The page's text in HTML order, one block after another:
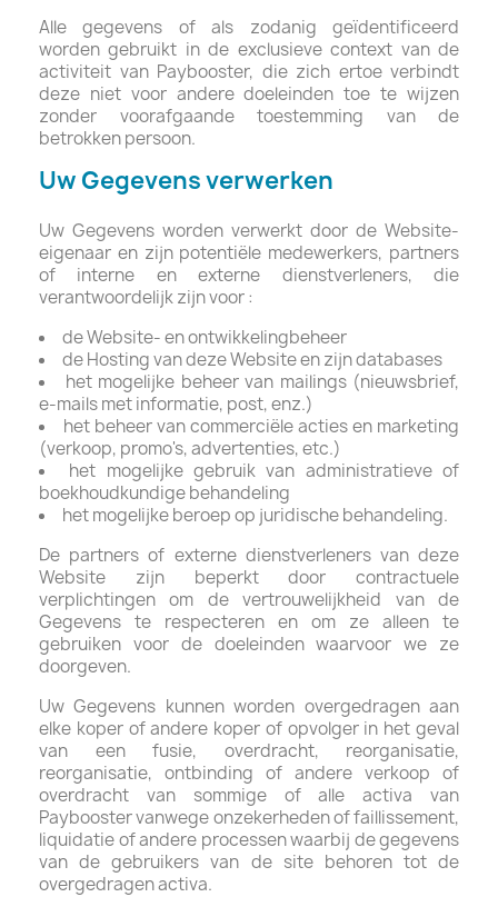
Alle gegevens of als zodanig geïdentificeerd
worden gebruikt in de exclusieve context van de
activiteit van Paybooster, die zich ertoe verbindt
deze niet voor andere doeleinden toe te wijzen
zonder voorafgaande toestemming van de
betrokken persoon.
Uw Gegevens verwerken
Uw Gegevens worden verwerkt door de Website-
eigenaar en zijn potentiële medewerkers, partners
of interne en externe dienstverleners, die
verantwoordelijk zijn voor :
de Website- en ontwikkelingbeheer
de Hosting van deze Website en zijn databases
het mogelijke beheer van mailings (nieuwsbrief,
e-mails met informatie, post, enz.)
het beheer van commerciële acties en marketing
(verkoop, promo's, advertenties, etc.)
het mogelijke gebruik van administratieve of
boekhoudkundige behandeling
het mogelijke beroep op juridische behandeling.
De partners of externe dienstverleners van deze
Website zijn beperkt door contractuele
verplichtingen om de vertrouwelijkheid van de
Gegevens te respecteren en om ze alleen te
gebruiken voor de doeleinden waarvoor we ze
doorgeven.
Uw Gegevens kunnen worden overgedragen aan
elke koper of andere koper of opvolger in het geval
van een fusie, overdracht, reorganisatie,
reorganisatie, ontbinding of andere verkoop of
overdracht van sommige of alle activa van
Paybooster vanwege onzekerheden of faillissement,
liquidatie of andere processen waarbij de gegevens
van de gebruikers van de site behoren tot de
overgedragen activa.